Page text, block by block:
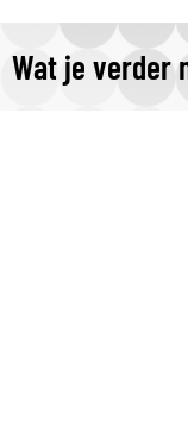
Wat je verder